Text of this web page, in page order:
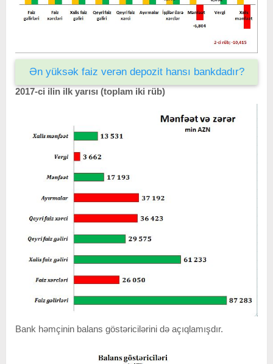
Ən yüksək faiz verən depozit hansı bankdadır?
2017-ci ilin ilk yarısı (toplam iki rüb)
Bank həmçinin balans göstəricilərini də açıqlamışdır.